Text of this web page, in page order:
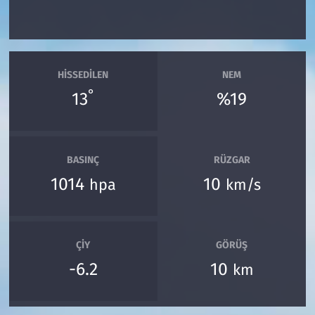
HISSEDILEN
13°
NEM
%19
BASINÇ
1014 hpa
RÜZGAR
10 km/s
ÇIY
-6.2
GÖRÜŞ
10 km